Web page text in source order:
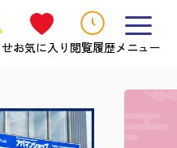
お気に入り 閲覧履歴メニュー